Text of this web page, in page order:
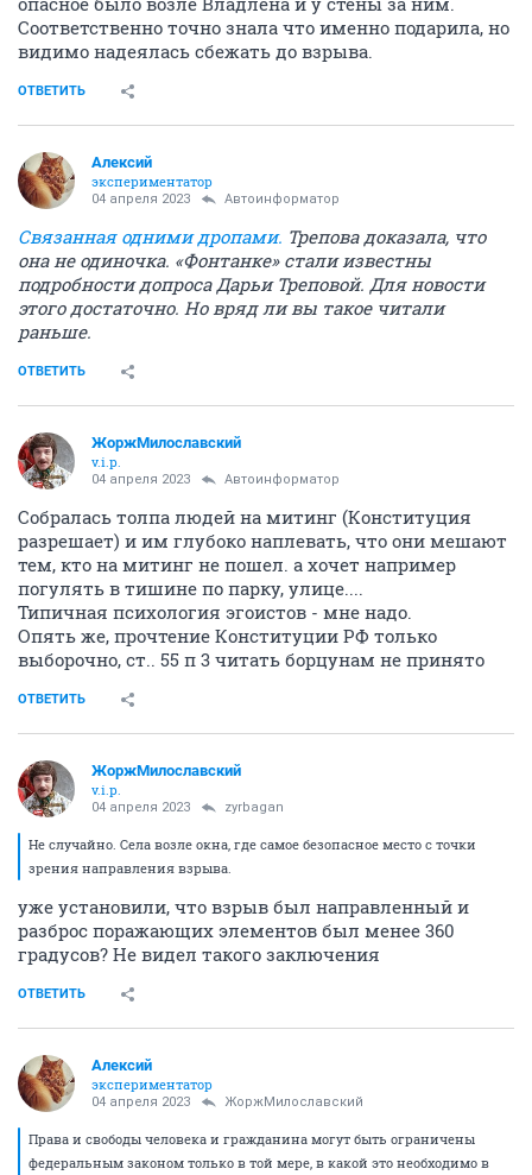
Соответственно точно знала что именно подарила, но
видимо надеялась сбежать до взрыва.
ОТВЕТИТЬ
Алексий
экспериментатор
04 апреля 2023 Автоинформатор
Связанная одними дропами. Трепова доказала, что
она не одиночка. «Фонтанке» стали известны
подробности допроса Дарьи Треповой. Для новости
этого достаточно. Но вряд ли вы такое читали
раньше.
ОТВЕТИТЬ
ЖоржМилославский
v.i.p.
04 апреля 2023 Автоинформатор
Собралась толпа людей на митинг (Конституция
разрешает) и им глубоко наплевать, что они мешают
тем, кто на митинг не пошел. а хочет например
погулять в тишине по парку, улице....
Типичная психология эгоистов - мне надо.
Опять же, прочтение Конституции РФ только
выборочно, ст.. 55 п 3 читать борцунам не принято
ОТВЕТИТЬ
ЖоржМилославский
v.i.p.
04 апреля 2023 zyrbagan
Не случайно. Села возле окна, где самое безопасное место с точки
зрения направления взрыва.
уже установили, что взрыв был направленный и
разброс поражающих элементов был менее 360
градусов? Не видел такого заключения
ОТВЕТИТЬ
Алексий
экспериментатор
04 апреля 2023 ЖоржМилославский
Права и свободы человека и гражданина могут быть ограничены
федеральным законом только в той мере, в какой это необходимо в